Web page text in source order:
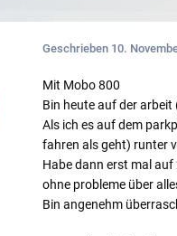
Geschrieben 10.
Mit Mobo 800
Bin heute auf der
Als ich es auf dem
fahren als geht) runter
Habe dann erst mal
ohne probleme über
Bin angenehm